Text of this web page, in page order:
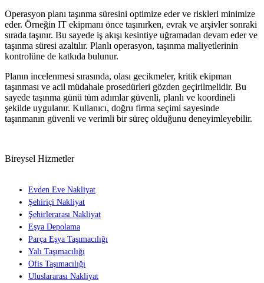
Operasyon planı taşınma süresini optimize eder ve riskleri minimize
eder. Örneğin IT ekipmanı önce taşınırken, evrak ve arşivler sonraki
sırada taşınır. Bu sayede iş akışı kesintiye uğramadan devam eder ve
taşınma süresi azaltılır. Planlı operasyon, taşınma maliyetlerinin
kontrolüne de katkıda bulunur.
Planın incelenmesi sırasında, olası gecikmeler, kritik ekipman
taşınması ve acil müdahale prosedürleri gözden geçirilmelidir. Bu
sayede taşınma günü tüm adımlar güvenli, planlı ve koordineli
şekilde uygulanır. Kullanıcı, doğru firma seçimi sayesinde
taşınmanın güvenli ve verimli bir süreç olduğunu deneyimleyebilir.
Bireysel Hizmetler
Evden Eve Nakliyat
Şehiriçi Nakliyat
Şehirlerarası Nakliyat
Eşya Depolama
Parça Eşya Taşımacılığı
Yalı Taşımacılığı
Ofis Taşımacılığı
Uluslararası Nakliyat